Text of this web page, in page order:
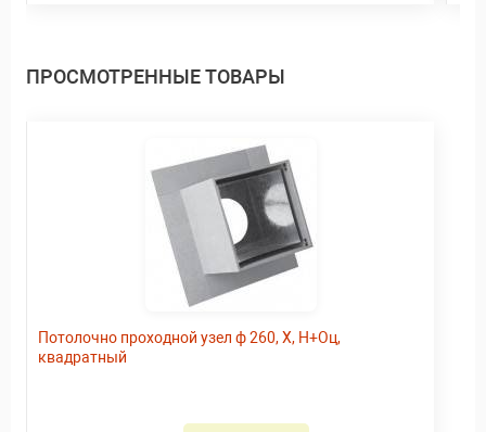
ПРОСМОТРЕННЫЕ ТОВАРЫ
Потолочно проходной узел ф 260, Х, Н+Оц,
квадратный